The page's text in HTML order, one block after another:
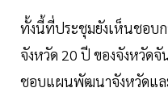
ทั้งนี้ที่ประชุมยังเห็นชอบ
จังหวัด 20 ปี ของจังหวัด
ชอบแผนพัฒนาจังหวัดแล